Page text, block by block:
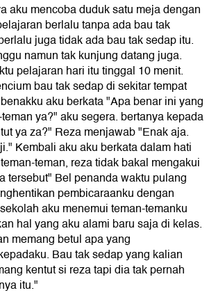
aku mencoba duduk satu meja dengan
berlalu tanpa ada bau tak
juga tidak ada bau tak sedap itu.
namun tak kunjung datang juga.
pelajaran hari itu tinggal 10 menit.
bau tak sedap di sekitar tempat
aku berkata "Apa benar ini yang
ya?" aku segera. bertanya kepada
ya za?" Reza menjawab "Enak aja.
Kembali aku aku berkata dalam hati
teman, reza tidak bakal mengakui
tersebut" Bel penanda waktu pulang
pembicaraanku dengan
aku menemui teman-temanku
hal yang aku alami baru saja di kelas.
memang betul apa yang
Bau tak sedap yang kalian
kentut si reza tapi dia tak pernah
itu."